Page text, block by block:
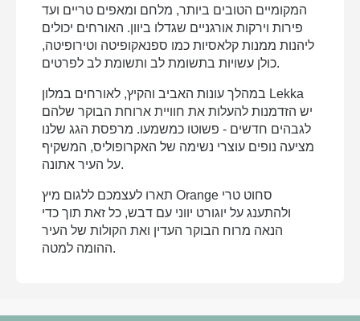
המקומיים הטובים ביותר, מלחם ומאפים טריים ועד
פירות וירקות אורגניים שגדלו ביוון. האורחים יכולים
ליהנות ממנות קלאסיות כמו ספנאקופיטה וטירופיטה,
כולן עשויות בתשומת לב ותשומת לב לפרטים.
במהלך עונות האביב והקיץ, לאורחים במלון Lekka
יש הזדמנות להעלות את חוויית ארוחת הבוקר שלהם
לגבהים חדשים - פשוטו כמשמעו. מרפסת הגג שלנו
מציעה נופים עוצרי נשימה של האקרופוליס, המשקיף
על העיר אתונה.
תארו לעצמכם ללגום מיץ Orange סחוט טרי
ולהתענג על יוגורט יווני עם דבש, כל זאת תוך כדי
הנאה מרוח הבוקר העדין ואת הקולות של העיר
ההומה למטה.
Lekka 31 Str.,
105 62 Athina, Greece
+30 21 0322 4910
סוויטה מפוארת (Executive)
Services
טרקלין ארוחת בוקר ובר על הגג
Gallery
Book now
Spa
Contact